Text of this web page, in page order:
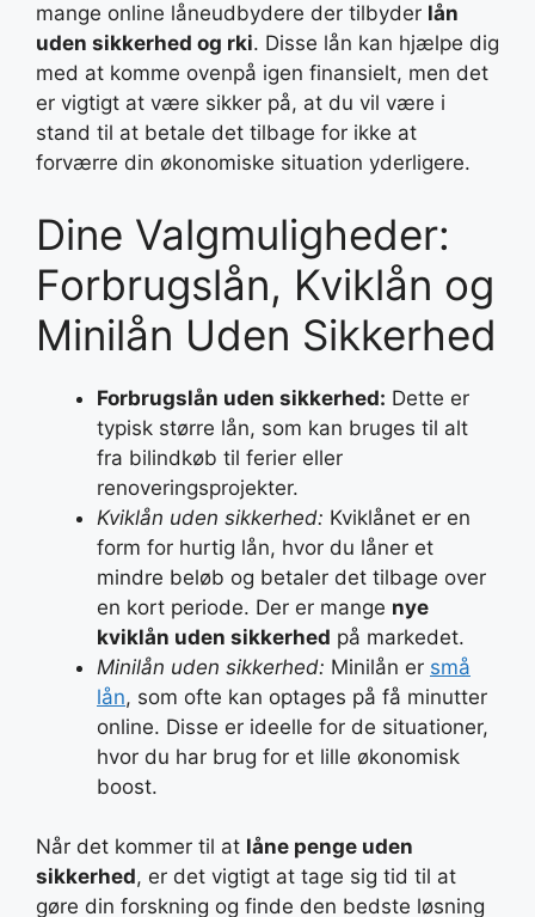
mange online låneudbydere der tilbyder lån
uden sikkerhed og rki. Disse lån kan hjælpe dig
med at komme ovenpå igen finansielt, men det
er vigtigt at være sikker på, at du vil være i
stand til at betale det tilbage for ikke at
forværre din økonomiske situation yderligere.
Dine Valgmuligheder:
Forbrugslån, Kviklån og
Minilån Uden Sikkerhed
Forbrugslån uden sikkerhed: Dette er
typisk større lån, som kan bruges til alt
fra bilindkøb til ferier eller
renoveringsprojekter.
Kviklån uden sikkerhed: Kviklånet er en
form for hurtig lån, hvor du låner et
mindre beløb og betaler det tilbage over
en kort periode. Der er mange nye
kviklån uden sikkerhed på markedet.
Minilån uden sikkerhed: Minilån er små
lån, som ofte kan optages på få minutter
online. Disse er ideelle for de situationer,
hvor du har brug for et lille økonomisk
boost.
Når det kommer til at låne penge uden
sikkerhed, er det vigtigt at tage sig tid til at
gøre din forskning og finde den bedste løsning